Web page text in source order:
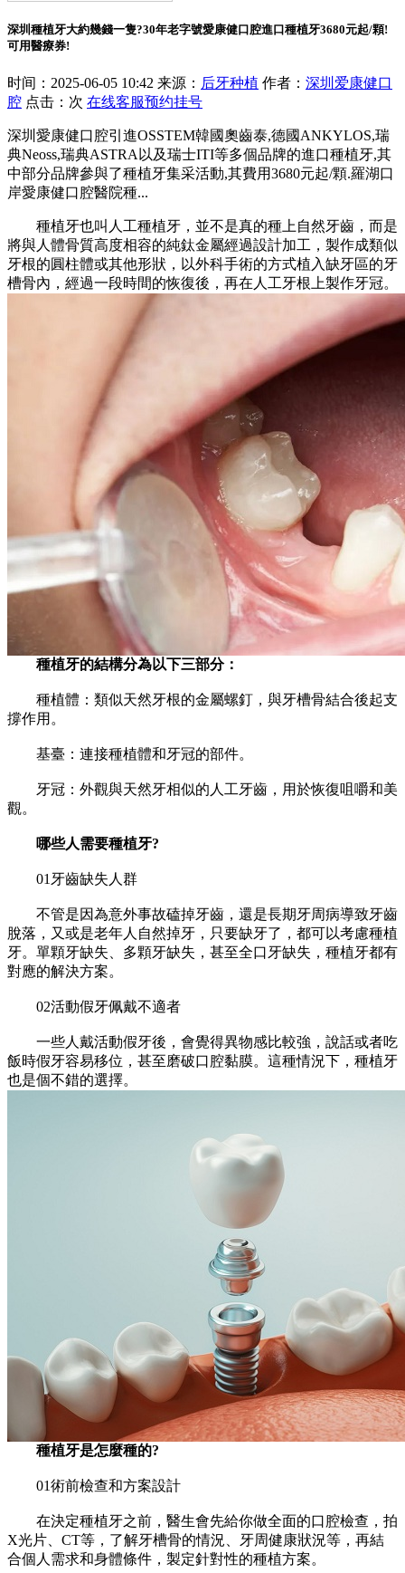
深圳種植牙大約幾錢一隻?30年老字號愛康健口腔進口種植牙3680元起/顆!
可用醫療券!
时间：2025-06-05 10:42 来源： 后牙种植 作者： 深圳爱康健口
腔 点击： 次 在线客服预约挂号
深圳愛康健口腔引進OSSTEM韓國奧齒泰,德國ANKYLOS,瑞
典Neoss,瑞典ASTRA以及瑞士ITI等多個品牌的進口種植牙,其
中部分品牌參與了種植牙集采活動,其費用3680元起/顆.羅湖口
岸愛康健口腔醫院種...
種植牙也叫人工種植牙，並不是真的種上自然牙齒，而是
將與人體骨質高度相容的純鈦金屬經過設計加工，製作成類似
牙根的圓柱體或其他形狀，以外科手術的方式植入缺牙區的牙
槽骨內，經過一段時間的恢復後，再在人工牙根上製作牙冠。
種植牙的結構分為以下三部分：
種植體：類似天然牙根的金屬螺釘，與牙槽骨結合後起支
撐作用。
基臺：連接種植體和牙冠的部件。
牙冠：外觀與天然牙相似的人工牙齒，用於恢復咀嚼和美
觀。
哪些人需要種植牙?
01牙齒缺失人群
不管是因為意外事故磕掉牙齒，還是長期牙周病導致牙齒
脫落，又或是老年人自然掉牙，只要缺牙了，都可以考慮種植
牙。單顆牙缺失、多顆牙缺失，甚至全口牙缺失，種植牙都有
對應的解決方案。
02活動假牙佩戴不適者
一些人戴活動假牙後，會覺得異物感比較強，說話或者吃
飯時假牙容易移位，甚至磨破口腔黏膜。這種情況下，種植牙
也是個不錯的選擇。
種植牙是怎麼種的?
01術前檢查和方案設計
在決定種植牙之前，醫生會先給你做全面的口腔檢查，拍
X光片、CT等，了解牙槽骨的情況、牙周健康狀況等，再結
合個人需求和身體條件，製定針對性的種植方案。